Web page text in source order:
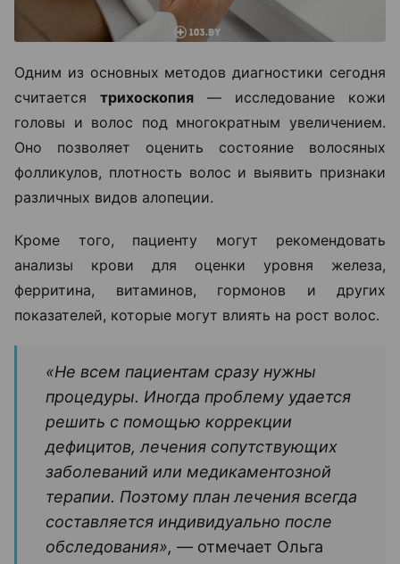
Одним из основных методов диагностики сегодня
считается трихоскопия — исследование кожи
головы и волос под многократным увеличением.
Оно позволяет оценить состояние волосяных
фолликулов, плотность волос и выявить признаки
различных видов алопеции.
Кроме того, пациенту могут рекомендовать
анализы крови для оценки уровня железа,
ферритина, витаминов, гормонов и других
показателей, которые могут влиять на рост волос.
«Не всем пациентам сразу нужны
процедуры. Иногда проблему удается
решить с помощью коррекции
дефицитов, лечения сопутствующих
заболеваний или медикаментозной
терапии. Поэтому план лечения всегда
составляется индивидуально после
обследования», — отмечает Ольга